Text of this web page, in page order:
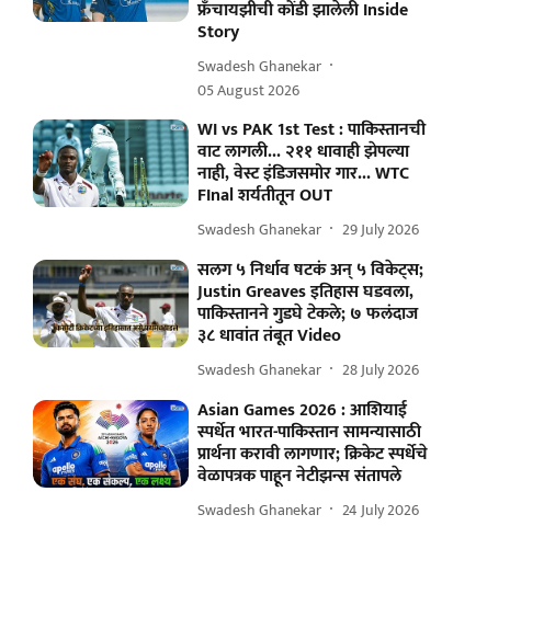
फ्रँचायझीची कोंडी झालेली Inside
Story
Swadesh Ghanekar
05 August 2026
WI vs PAK 1st Test : पाकिस्तानची
वाट लागली... २११ धावाही झेपल्या
नाही, वेस्ट इंडिजसमोर गार... WTC
FInal शर्यतीतून OUT
Swadesh Ghanekar 29 July 2026
सलग ५ निर्धाव षटकं अन् ५ विकेट्स;
Justin Greaves इतिहास घडवला,
पाकिस्तानने गुडघे टेकले; ७ फलंदाज
३८ धावांत तंबूत Video
Swadesh Ghanekar 28 July 2026
Asian Games 2026 : आशियाई
स्पर्धेत भारत-पाकिस्तान सामन्यासाठी
प्रार्थना करावी लागणार; क्रिकेट स्पर्धेचे
वेळापत्रक पाहून नेटीझन्स संतापले
Swadesh Ghanekar 24 July 2026